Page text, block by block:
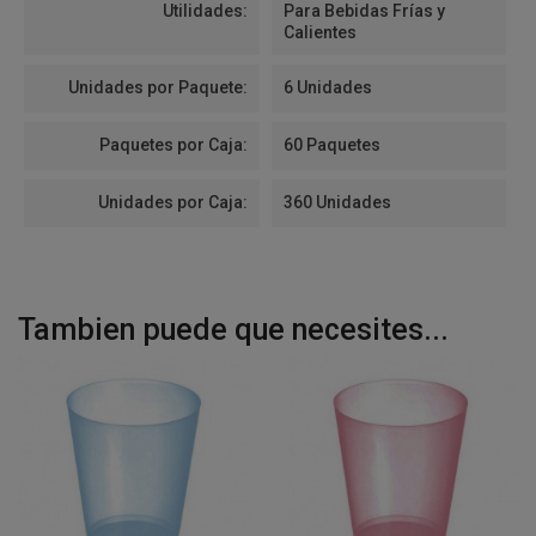
Utilidades:
Para Bebidas Frías y
Calientes
Unidades por Paquete: 6 Unidades
Paquetes por Caja: 60 Paquetes
Unidades por Caja: 360 Unidades
Tambien puede que necesites...